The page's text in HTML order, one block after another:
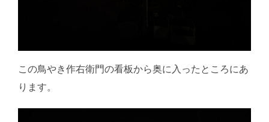
この鳥やき作右衛門の看板から奥に入ったところにあ
ります。